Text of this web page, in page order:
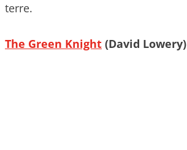
terre.
The Green Knight (David Lowery)